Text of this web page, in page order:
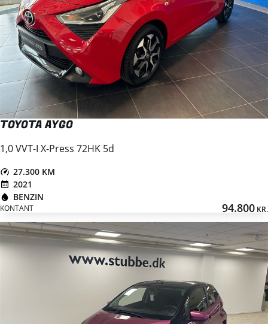
TOYOTA AYGO
1,0 VVT-I X-Press 72HK 5d
27.300 KM
2021
BENZIN
KONTANT 94.800 KR.